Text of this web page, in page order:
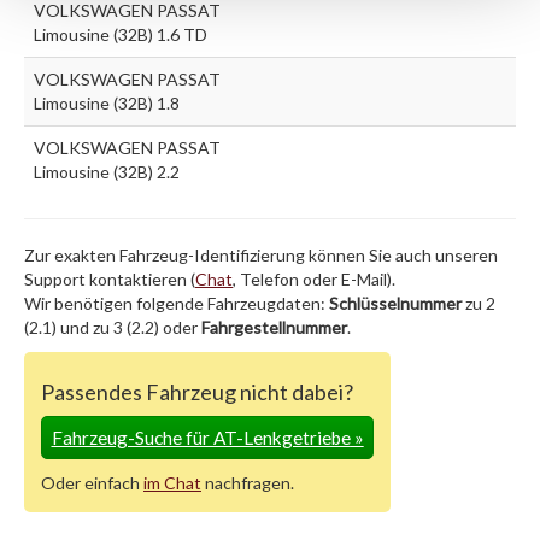
VOLKSWAGEN PASSAT
Limousine (32B) 1.6 TD
VOLKSWAGEN PASSAT
Limousine (32B) 1.8
VOLKSWAGEN PASSAT
Limousine (32B) 2.2
Zur exakten Fahrzeug-Identifizierung können Sie auch unseren
Support kontaktieren (Chat, Telefon oder E-Mail).
Wir benötigen folgende Fahrzeugdaten: Schlüsselnummerzu 2
(2.1) und zu 3 (2.2) oderFahrgestellnummer.
Passendes Fahrzeug nicht dabei?
Fahrzeug-Suche für AT-Lenkgetriebe»
Oder einfach im Chat nachfragen.